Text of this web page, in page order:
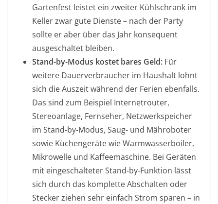
Gartenfest leistet ein zweiter Kühlschrank im
Keller zwar gute Dienste – nach der Party
sollte er aber über das Jahr konsequent
ausgeschaltet bleiben.
Stand-by-Modus kostet bares Geld: Für
weitere Dauerverbraucher im Haushalt lohnt
sich die Auszeit während der Ferien ebenfalls.
Das sind zum Beispiel Internetrouter,
Stereoanlage, Fernseher, Netzwerkspeicher
im Stand-by-Modus, Saug- und Mäh­roboter
sowie Küchengeräte wie Warmwasserboiler,
Mikrowelle und Kaffeemaschine. Bei Geräten
mit eingeschalteter Stand-by-Funktion lässt
sich durch das komplette Abschalten oder
Stecker ziehen sehr einfach Strom sparen – in